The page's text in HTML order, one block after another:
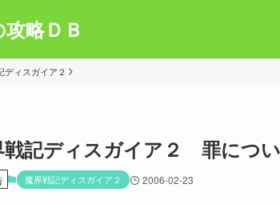
略ＤＢ
ディスガイア２
戦記ディスガイア２ 罪につ
魔界戦記ディスガイア２ 2006-02-23